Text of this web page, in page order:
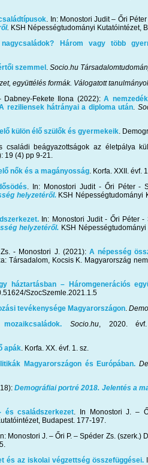
. In: Monostori Judit – Őri
. KSH Népességtudományi Kutatóintézet,
Három vagy több
szemmel . Socio.hu
együttélés formák. Válogatott
Dabney-Fekete Ilona (2022):A
reziliensek hátrányai a diploma után.
külön élő szülők és gyermekeik.
családi beágyazottságok az életpálya
19 (4) pp 9-21.
nők és a magányosság. Korfa. XXII. évf.
. In: Monostori Judit - Őri Péter -
helyzetéről.KSH Népességtudományi
In: Monostori Judit - Őri Péter -
helyzetéről.KSH
- Monostori J. (2021): A népesség
Társadalom, Kocsis K. Magyarország
háztartásban – Háromgenerációs
SzocSzemle.2021.1.5
tevékenysége Magyarországon.
Socio.hu, 2020. évf.
apák. Korfa. XX. évf. 1. sz.
Magyarországon és Európában.
Demográfiai portré 2018. Jelentés a
és családszerkezet. In Monostori J. –
Budapest. 177-197.
Monostori J. – Őri P. – Spéder Zs. (szerk.)
és az iskolai végzettség összefüggései.